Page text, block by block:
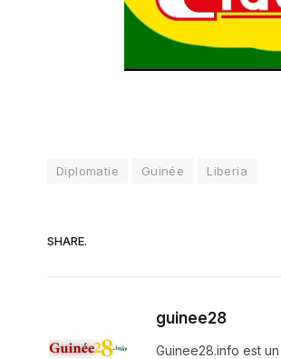
Diplomatie Guinée Liberia
SHARE.
guinee28
Guinee28.info est